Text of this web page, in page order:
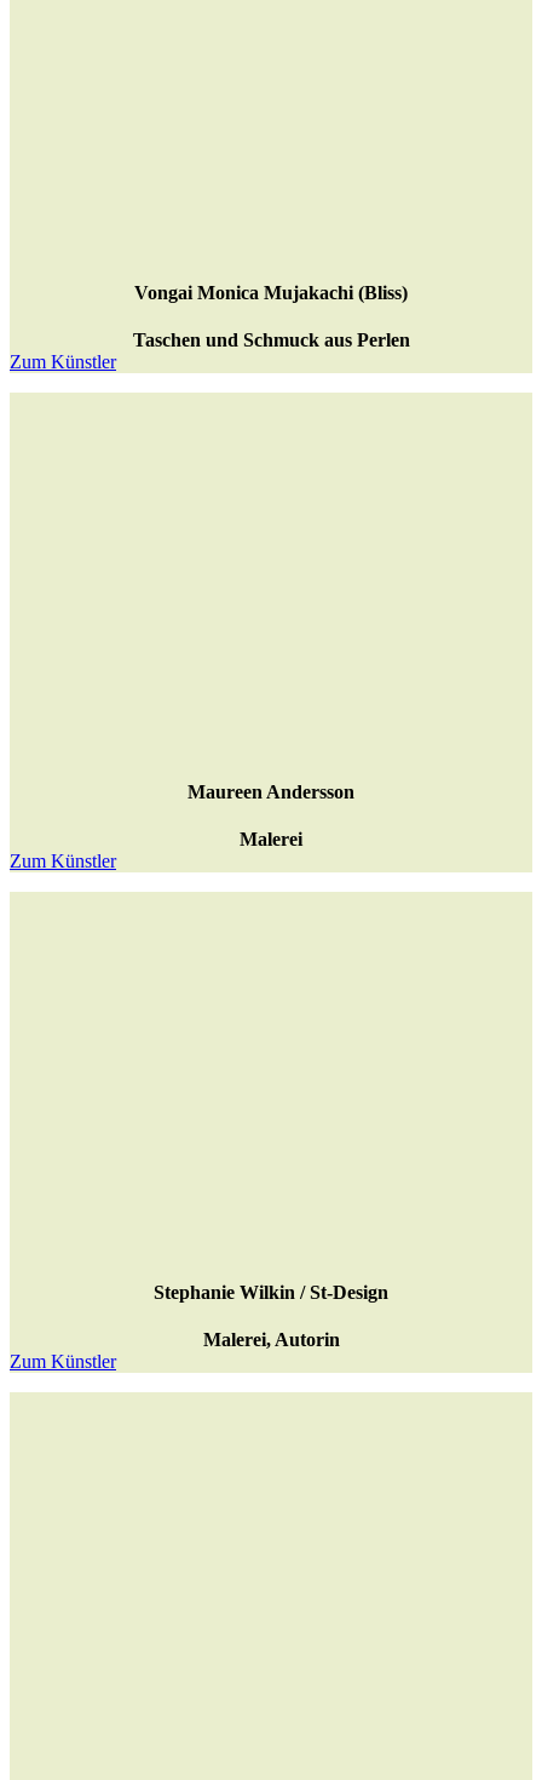
Vongai Monica Mujakachi (Bliss)
Taschen und Schmuck aus Perlen
Zum Künstler
Maureen Andersson
Malerei
Zum Künstler
Stephanie Wilkin / St-Design
Malerei, Autorin
Zum Künstler